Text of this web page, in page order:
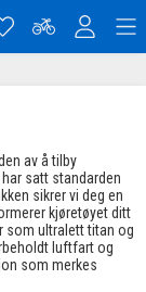
av å tilby
satt standarden
sikrer vi deg en
kjøretøyet ditt
som ultralett titan og
luftfart og
som merkes